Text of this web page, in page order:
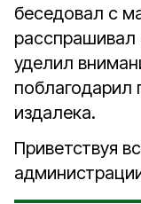
беседовал с
расспрашивал
уделил
поблагодарил
издалека.
Приветствуя